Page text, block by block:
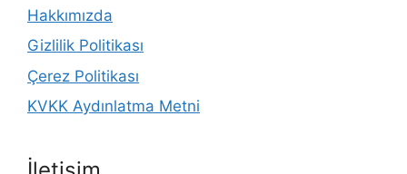
Hakkımızda
Gizlilik Politikası
Çerez Politikası
KVKK Aydınlatma Metni